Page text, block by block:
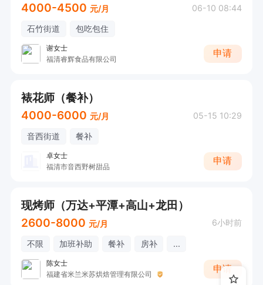
4000-4500 元/月 06-10 08:44
石竹街道 包吃包住
谢女士
福清睿辉食品有限公司
申请
裱花师（餐补）
4000-6000 元/月 05-15 10:29
音西街道 餐补
卓女士
福清市音西野树甜品
申请
现烤师（万达+平潭+高山+龙田）
2600-8000 元/月 6小时前
不限 加班补助 餐补 房补 ...
陈女士
福建省米兰米苏烘焙管理有限公司
申请